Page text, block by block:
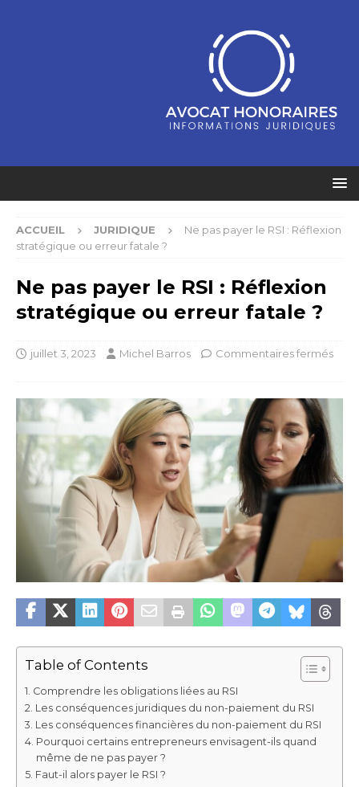
ACCUEIL JURIDIQUE
Ne pas payer le RSI : Réflexion
stratégique ou erreur fatale ?
Ne pas payer le RSI : Réflexion
stratégique ou erreur fatale ?
juillet 3, 2023 Michel Barros Commentaires fermés
Table of Contents
Comprendre les obligations liées au RSI
Les conséquences juridiques du non-paiement du RSI
Les conséquences financières du non-paiement du RSI
Pourquoi certains entrepreneurs envisagent-ils quand
même de ne pas payer ?
Faut-il alors payer le RSI ?